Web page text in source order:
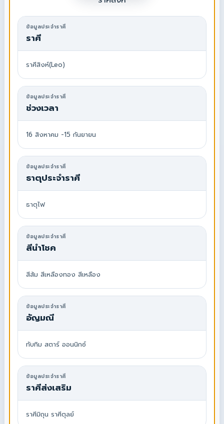
ข้อมูลประจำราศี
ราศี
ราศีสิงห์(Leo)
ข้อมูลประจำราศี
ช่วงเวลา
16 สิงหาคม -15 กันยายน
ข้อมูลประจำราศี
ธาตุประจำราศี
ธาตุไฟ
ข้อมูลประจำราศี
สีนำโชค
สีส้ม สีเหลืองทอง สีเหลือง
ข้อมูลประจำราศี
อัญมณี
ทับทิม สตาร์ ออนนิกซ์
ข้อมูลประจำราศี
ราศีส่งเสริม
ราศีมิถุน ราศีตุลย์